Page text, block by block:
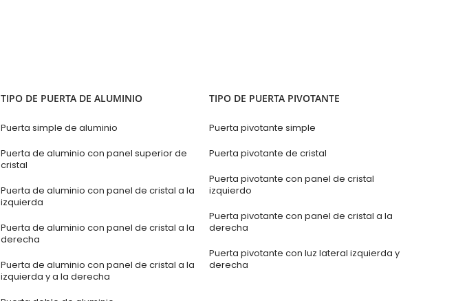
TIPO DE PUERTA DE ALUMINIO
Puerta simple de aluminio
Puerta de aluminio con panel superior de
cristal
Puerta de aluminio con panel de cristal a la
izquierda
Puerta de aluminio con panel de cristal a la
derecha
Puerta de aluminio con panel de cristal a la
izquierda y a la derecha
TIPO DE PUERTA PIVOTANTE
Puerta pivotante simple
Puerta pivotante de cristal
Puerta pivotante con panel de cristal
izquierdo
Puerta pivotante con panel de cristal a la
derecha
Puerta pivotante con luz lateral izquierda y
derecha